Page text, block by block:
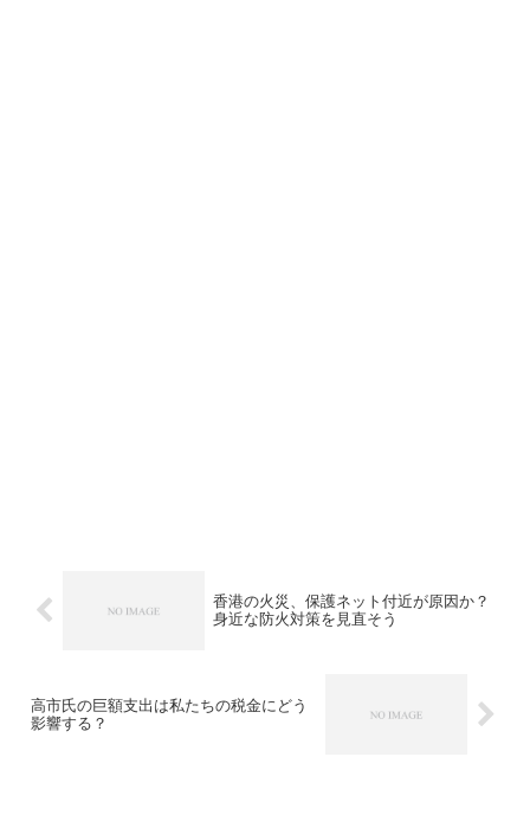
香港の火災、保護ネット付近が原因か？
身近な防火対策を見直そう
高市氏の巨額支出は私たちの税金にどう
影響する？